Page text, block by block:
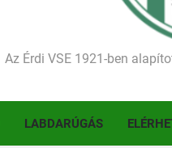
Az Érdi VSE 1921-ben
LABDARÚGÁS